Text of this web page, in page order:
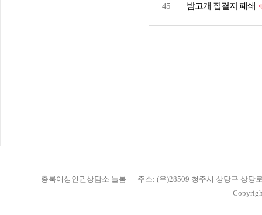
45 밤고개 집결지 폐쇄
충북여성인권상담소 늘봄
주소: (우)28509 청주시 상당구 상당